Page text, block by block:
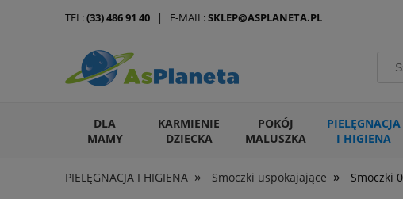
DLA
MAMY
KARMIENIE
DZIECKA
POKÓJ
MALUSZKA
PIELĘGNACJA
I HIGIENA
ARTYKUŁY DLA ZWIERZĄT
PIELĘGNACJA I HIGIENA » Smoczki uspokajające » Smoczki
TEL:(33) 486 91 40 | E-MAIL:SKLEP@ASPLANETA.PL